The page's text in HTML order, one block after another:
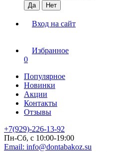
Вход на сайт
Избранное
0
Популярное
Новинки
Акции
Контакты
Отзывы
+7(929)-226-13-92
Пн-Сб, с 10:00-19:00
Email: info@dontabakoz.su